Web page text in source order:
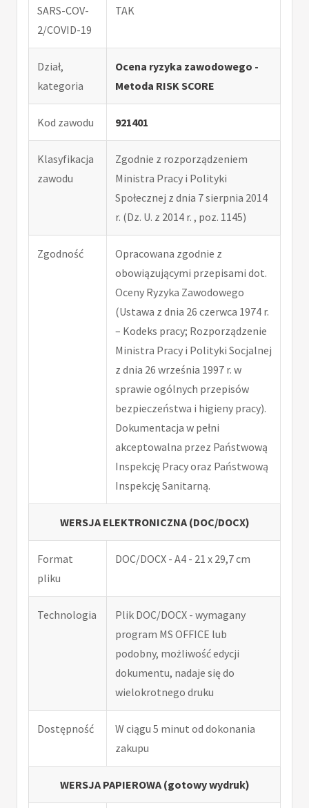
SARS-COV-
2/COVID-19
TAK
Dział,
kategoria
Ocena ryzyka zawodowego -
Metoda RISK SCORE
Kod zawodu 921401
Klasyfikacja
zawodu
Zgodnie z rozporządzeniem
Ministra Pracy i Polityki
Społecznej z dnia 7 sierpnia 2014
r. (Dz. U. z 2014 r. , poz. 1145)
Zgodność
Opracowana zgodnie z
obowiązującymi przepisami dot.
Oceny Ryzyka Zawodowego
(Ustawa z dnia 26 czerwca 1974 r.
– Kodeks pracy; Rozporządzenie
Ministra Pracy i Polityki Socjalnej
z dnia 26 września 1997 r. w
sprawie ogólnych przepisów
bezpieczeństwa i higieny pracy).
Dokumentacja w pełni
akceptowalna przez Państwową
Inspekcję Pracy oraz Państwową
Inspekcję Sanitarną.
WERSJA ELEKTRONICZNA (DOC/DOCX)
Format
pliku
DOC/DOCX - A4 - 21 x 29,7 cm
Technologia
Plik DOC/DOCX - wymagany
program MS OFFICE lub
podobny, możliwość edycji
dokumentu, nadaje się do
wielokrotnego druku
Dostępność
W ciągu 5 minut od dokonania
zakupu
WERSJA PAPIEROWA (gotowy wydruk)